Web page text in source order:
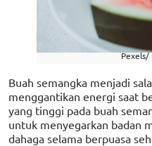
Pexels/
Buah semangka menjadi
menggantikan energi saat
yang tinggi pada buah
untuk menyegarkan badan
dahaga selama berpuasa